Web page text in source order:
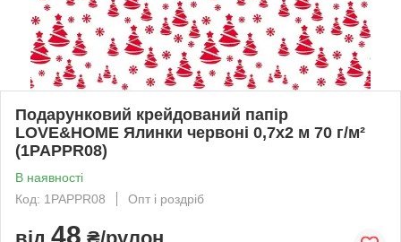
Подарунковий крейдований папір
LOVE&HOME Ялинки червоні 0,7х2 м 70 г/м²
(1PAPPR08)
В наявності
Код: 1PAPPR08
Опт і роздріб
48